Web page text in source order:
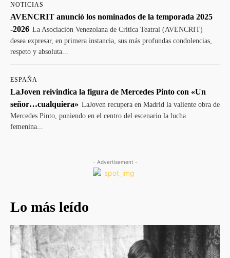
NOTICIAS
AVENCRIT anunció los nominados de la temporada 2025
-2026 La Asociación Venezolana de Crítica Teatral (AVENCRIT)
desea expresar, en primera instancia, sus más profundas condolencias,
respeto y absoluta...
ESPAÑA
LaJoven reivindica la figura de Mercedes Pinto con «Un
señor…cualquiera» LaJoven recupera en Madrid la valiente obra de
Mercedes Pinto, poniendo en el centro del escenario la lucha
femenina...
- Advertisement -
Lo más leído